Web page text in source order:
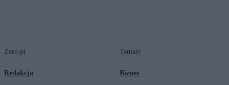
Zero.pl
Redakcja
Tematy
Biznes